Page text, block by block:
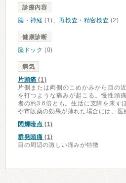
診療内容
脳・神経 (1)、再検査・精密検査 (2)
健康診断
脳ドック (0)
病気
片頭痛 (1)
片側または両側のこめかみから目の
を打つような痛みが起こる。慢性頭
者の約3.6倍とも。生活に支障を来す
や市販薬の効果が薄れた場合には、医
閃輝暗点 (1)
群発頭痛 (1)
目の周辺の激しい痛みが特徴